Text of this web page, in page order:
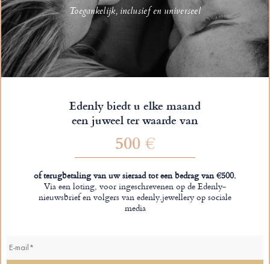
Toegankelijk, inclusief en universeel
Edenly biedt u elke maand
een juweel ter waarde van
500 €
of terugbetaling van uw sieraad tot een bedrag van €500.
Via een loting, voor ingeschrevenen op de Edenly-
nieuwsbrief en volgers van edenly.jewellery op sociale
media